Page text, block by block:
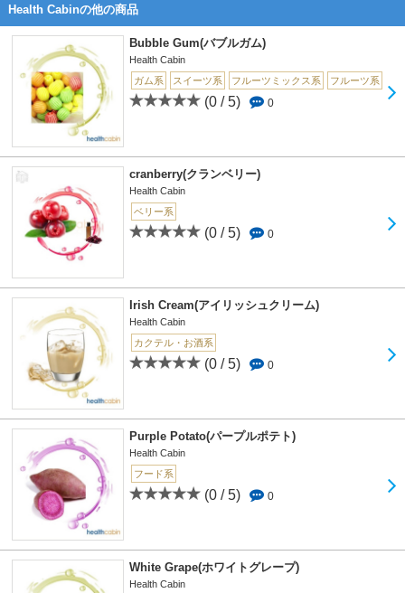
Health Cabinの他の商品
Bubble Gum(バブルガム)
Health Cabin
ガム系
スイーツ系 フルーツミックス系 フルーツ系
(0 / 5) 0
cranberry(クランベリー)
Health Cabin
ベリー系
(0 / 5) 0
Irish Cream(アイリッシュクリーム)
Health Cabin
カクテル・お酒系
(0 / 5) 0
Purple Potato(パープルポテト)
Health Cabin
フード系
(0 / 5) 0
White Grape(ホワイトグレープ)
Health Cabin